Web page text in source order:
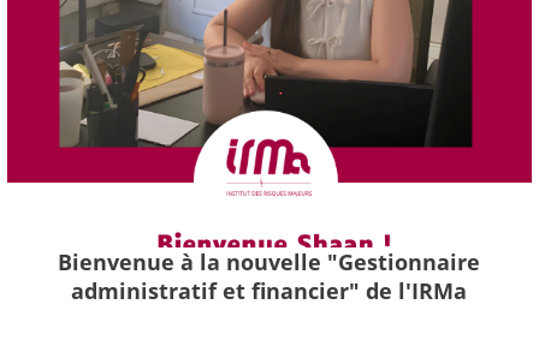
Bienvenue à la nouvelle "Gestionnaire
administratif et financier" de l'IRMa